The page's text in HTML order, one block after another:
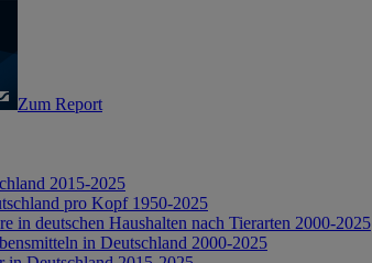
Zum Report
2015-2025
pro Kopf 1950-2025
in deutschen Haushalten nach Tierarten 2000-2025
in Deutschland 2000-2025